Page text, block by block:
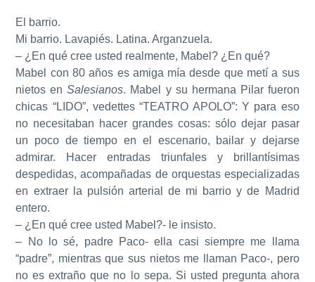
El barrio.
Mi barrio. Lavapiés. Latina. Arganzuela.
– ¿En qué cree usted realmente, Mabel? ¿En qué?
Mabel con 80 años es amiga mía desde que metí a sus
nietos enSalesianos. Mabel y su hermana Pilar fueron
chicas “LIDO”, vedettes “TEATRO APOLO”: Y para eso
no necesitaban hacer grandes cosas: sólo dejar pasar
un poco de tiempo en el escenario, bailar y dejarse
admirar. Hacer entradas triunfales y brillantísimas
despedidas, acompañadas de orquestas especializadas
en extraer la pulsión arterial de mi barrio y de Madrid
entero.
– ¿En qué cree usted Mabel?- le insisto.
– No lo sé, padre Paco- ella casi siempre me llama
“padre”, mientras que sus nietos me llaman Paco-, pero
no es extraño que no lo sepa. Si usted pregunta ahora